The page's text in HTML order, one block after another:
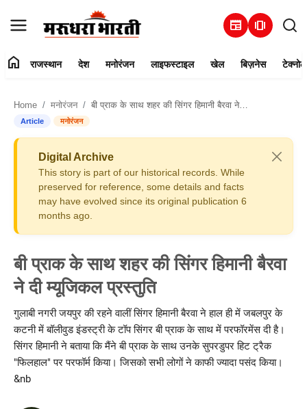
newspaper amp_stories
संपर्क करें
राजस्थान
मनोरंजन
लाइफस्टाइल
खेल
बिज़नेस
टेक्नोलॉजी
home राजस्थान देश मनोरंजन लाइफस्टाइल खेल बिज़नेस
Home मनोरंजन बी प्राक के साथ शहर की सिंगर हिमानी बैरवा ने दी म्यूजिकल प्रस्तुति
Article मनोरंजन
Digital Archive
This story is part of our historical records. While
preserved for reference, some details and facts
may have evolved since its original publication 6
months ago.
बी प्राक के साथ शहर की सिंगर हिमानी बैरवा
ने दी म्यूजिकल प्रस्तुति
गुलाबी नगरी जयपुर की रहने वालीं सिंगर हिमानी बैरवा ने हाल ही में जबलपुर के
कटनी में बॉलीवुड इंडस्ट्री के टॉप सिंगर बी प्राक के साथ में परफॉरमेंस दी है।
सिंगर हिमानी ने बताया कि मैंने बी प्राक के साथ उनके सुपरडुपर हिट ट्रैक
"फिलहाल" पर परफॉर्म किया। जिसको सभी लोगों ने काफी ज्यादा पसंद किया।
&nb